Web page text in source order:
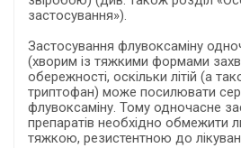
застосування»).
Застосування флувоксаміну
(хворим із тяжкими формами
обережності, оскільки літій (а
триптофан) може посилювати
флувоксаміну. Тому одночасне
препаратів необхідно обмежити
тяжкою, резистентною до